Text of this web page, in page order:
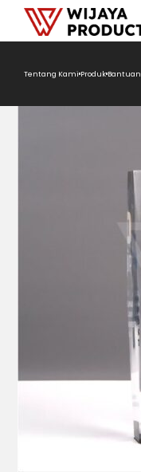
Tentang Kami Produk Bantuan